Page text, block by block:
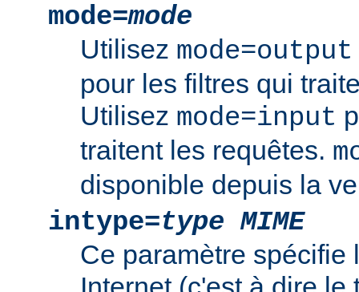
mode=mode
Utilisez mode=output
pour les filtres qui
Utilisez mode=input
traitent les requêtes.
disponible depuis la
intype=type MIME
Ce paramètre spécifie